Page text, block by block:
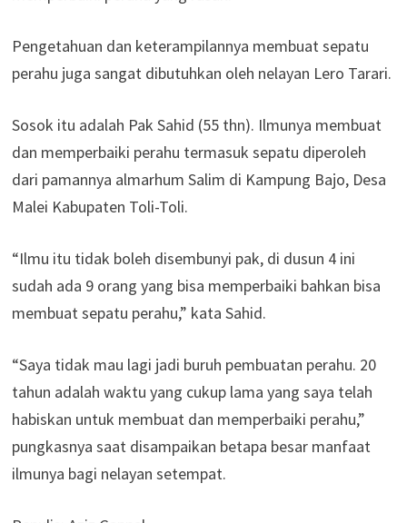
Pengetahuan dan keterampilannya membuat sepatu
perahu juga sangat dibutuhkan oleh nelayan Lero Tarari.
Sosok itu adalah Pak Sahid (55 thn). Ilmunya membuat
dan memperbaiki perahu termasuk sepatu diperoleh
dari pamannya almarhum Salim di Kampung Bajo, Desa
Malei Kabupaten Toli-Toli.
“Ilmu itu tidak boleh disembunyi pak, di dusun 4 ini
sudah ada 9 orang yang bisa memperbaiki bahkan bisa
membuat sepatu perahu,” kata Sahid.
“Saya tidak mau lagi jadi buruh pembuatan perahu. 20
tahun adalah waktu yang cukup lama yang saya telah
habiskan untuk membuat dan memperbaiki perahu,”
pungkasnya saat disampaikan betapa besar manfaat
ilmunya bagi nelayan setempat.